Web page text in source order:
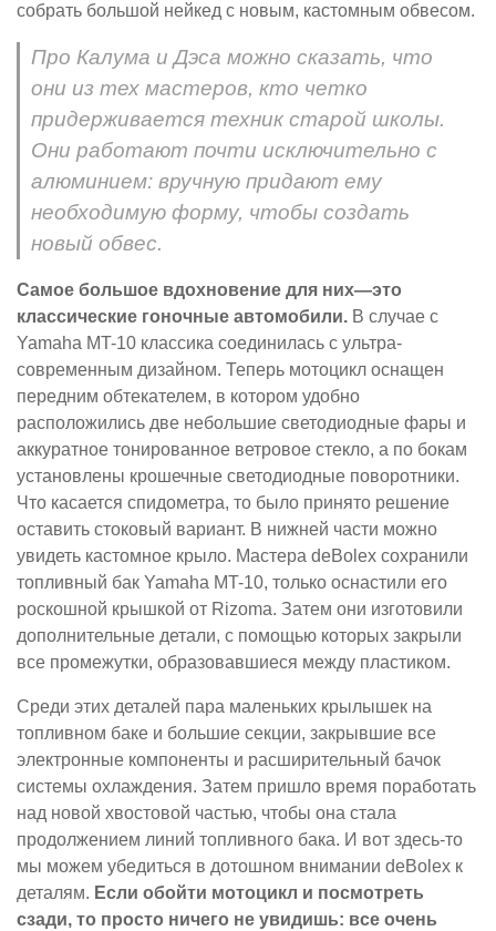
собрать большой нейкед с новым, кастомным обвесом.
Про Калума и Дэса можно сказать, что
они из тех мастеров, кто четко
придерживается техник старой школы.
Они работают почти исключительно с
алюминием: вручную придают ему
необходимую форму, чтобы создать
новый обвес.
Самое большое вдохновение для них—это
классические гоночные автомобили. В случае с
Yamaha MT-10 классика соединилась с ультра-
современным дизайном. Теперь мотоцикл оснащен
передним обтекателем, в котором удобно
расположились две небольшие светодиодные фары и
аккуратное тонированное ветровое стекло, а по бокам
установлены крошечные светодиодные поворотники.
Что касается спидометра, то было принято решение
оставить стоковый вариант. В нижней части можно
увидеть кастомное крыло. Мастера deBolex сохранили
топливный бак Yamaha MT-10, только оснастили его
роскошной крышкой от Rizoma. Затем они изготовили
дополнительные детали, с помощью которых закрыли
все промежутки, образовавшиеся между пластиком.
Среди этих деталей пара маленьких крылышек на
топливном баке и большие секции, закрывшие все
электронные компоненты и расширительный бачок
системы охлаждения. Затем пришло время поработать
над новой хвостовой частью, чтобы она стала
продолжением линий топливного бака. И вот здесь-то
мы можем убедиться в дотошном внимании deBolex к
деталям. Если обойти мотоцикл и посмотреть
сзади, то просто ничего не увидишь: все очень